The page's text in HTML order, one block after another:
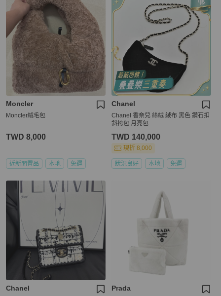
Moncler
Moncler絨毛包
TWD 8,000
近新閒置品 本地 免運
Chanel
Chanel 香奈兒 絲絨 絨布 黑色 鑽石扣
斜挎包 月亮包
TWD 140,000
現折 8,000
狀況良好 本地 免運
Chanel Prada